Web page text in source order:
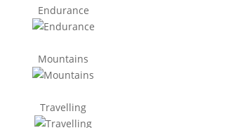
Endurance
Mountains
Travelling